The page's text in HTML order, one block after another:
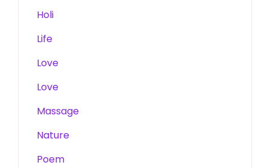
Holi
Life
Love
Love
Massage
Nature
Poem